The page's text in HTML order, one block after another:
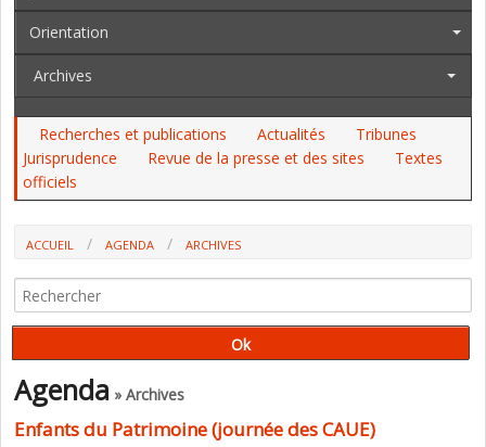
Orientation
Archives
Recherches et publications Actualités
Tribunes
Jurisprudence
Revue de la presse et des sites
Textes
officiels
ACCUEIL AGENDA
ARCHIVES
Agenda » Archives
Enfants du Patrimoine (journée des CAUE)